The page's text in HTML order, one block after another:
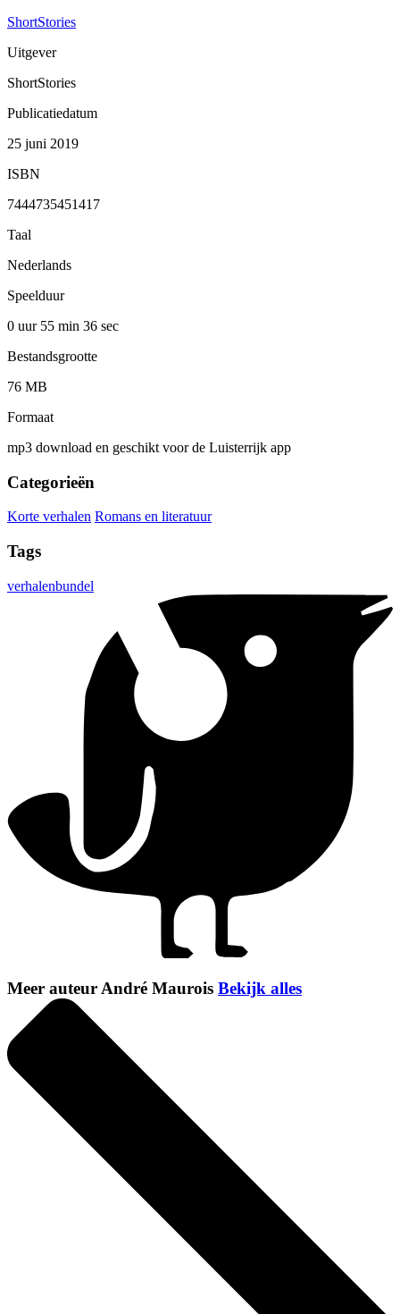
ShortStories
Uitgever
ShortStories
Publicatiedatum
25 juni 2019
ISBN
7444735451417
Taal
Nederlands
Speelduur
0 uur 55 min 36 sec
Bestandsgrootte
76 MB
Formaat
mp3 download en geschikt voor de Luisterrijk app
Categorieën
Korte verhalen Romans en literatuur
Tags
verhalenbundel
Meer auteur André Maurois Bekijk alles